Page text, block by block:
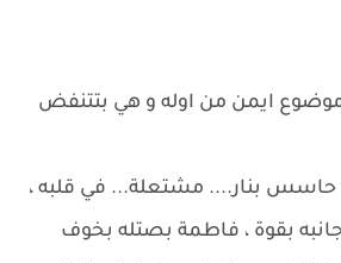
ايمن من اوله و هي بتتنفض
بنار.... مشتعلة... في قلبه ،
جانبه بقوة ، فاطمة بصتله بخوف